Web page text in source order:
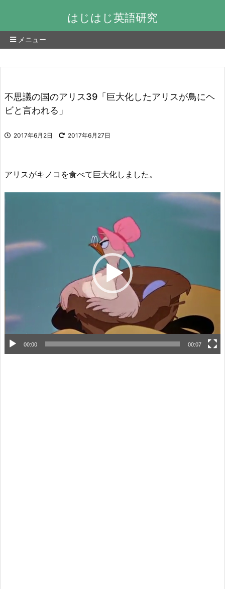
はじはじ英語研究
メニュー
不思議の国のアリス39「巨大化したアリスが鳥にヘ
ビと言われる」
2017年6月2日 2017年6月27日
アリスがキノコを食べて巨大化しました。
動
レ
ー
00:00 00:07